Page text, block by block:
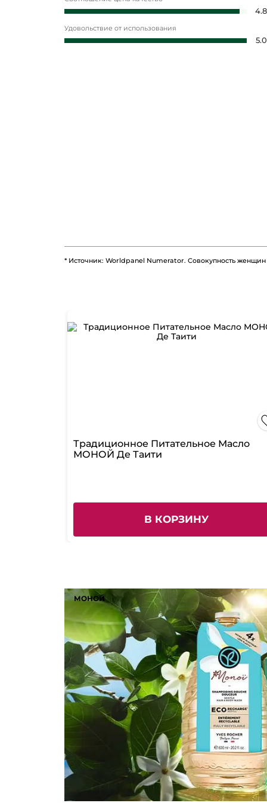
4.8
Удовольствие от использования
5.0
* Источник: Worldpanel Numerator. Совокупность
Традиционное Питательное Масло
МОНОЙ Де Таити
В КОРЗИНУ
МОНОЙ